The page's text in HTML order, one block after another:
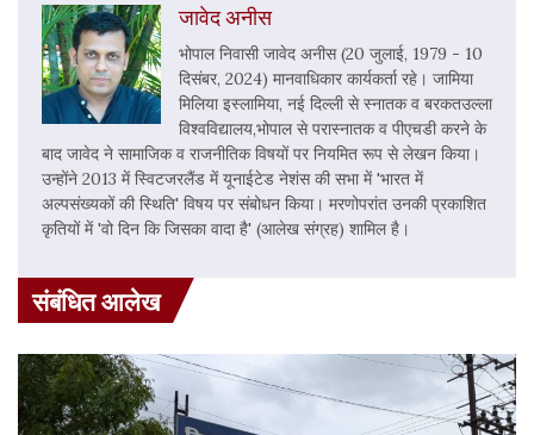
जावेद अनीस
भोपाल निवासी जावेद अनीस (20 जुलाई, 1979 - 10
दिसंबर, 2024) मानवाधिकार कार्यकर्ता रहे। जामिया
मिलिया इस्लामिया, नई दिल्ली से स्नातक व बरकतउल्ला
विश्वविद्यालय,भोपाल से परास्नातक व पीएचडी करने के
बाद जावेद ने सामाजिक व राजनीतिक विषयों पर नियमित रूप से लेखन किया।
उन्होंने 2013 में स्विटजरलैंड में यूनाईटेड नेशंस की सभा में 'भारत में
अल्पसंख्यकों की स्थिति' विषय पर संबोधन किया। मरणोपरांत उनकी प्रकाशित
कृतियों में 'वो दिन कि जिसका वादा है' (आलेख संग्रह) शामिल है।
संबंधित आलेख